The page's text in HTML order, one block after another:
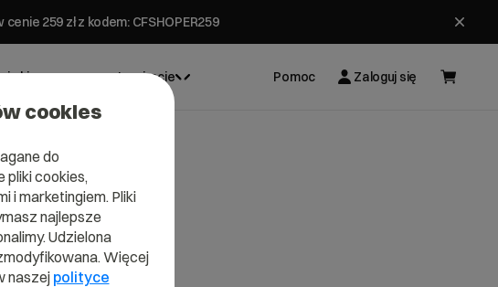
259 zł z kodem: CFSHOPER259
biznesowe Inspiracje Pomoc Zaloguj się
cookies
do
pliki cookies,
i marketingiem. Pliki
najlepsze
Udzielona
Więcej
naszej polityce